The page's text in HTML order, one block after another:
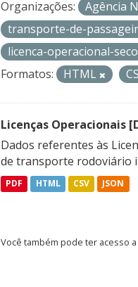
Organizações: Agência
transporte-de-
licenca-operacional-
Formatos:
HTML
Licenças Operacionais
Dados referentes às
de transporte rodoviário
PDF HTML CSV JSON
Você também pode ter acesso